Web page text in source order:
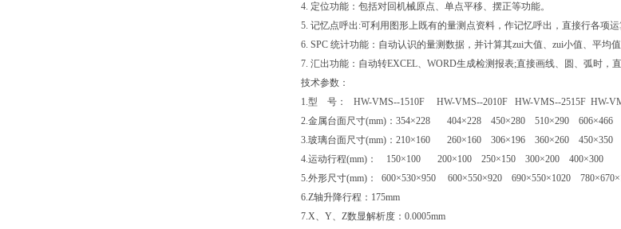
4. 定位功能：包括对回机械原点、单点平移、摆正等功能。
5. 记忆点呼出:可利用图形上既有的量测点资料，作记忆呼出，直接行各项运
6. SPC 统计功能：自动认识的量测数据，并计算其zui大值、zui小值、平均
7. 汇出功能：自动转EXCEL、WORD生成检测报表;直接画线、圆、弧时，
技术参数：
1.型 号： HW-VMS--1510F HW-VMS--2010F HW-VMS--2515F HW-
2.金属台面尺寸(mm)：354×228 404×228 450×280 510×290
3.玻璃台面尺寸(mm)：210×160 260×160 306×196 360×260
4.运动行程(mm)： 150×100 200×100 250×150 300×200 400×300
5.外形尺寸(mm)： 600×530×950 600×550×920 690×550×1020
6.Z轴升降行程：175mm
7.X、Y、Z数显解析度：0.0005mm